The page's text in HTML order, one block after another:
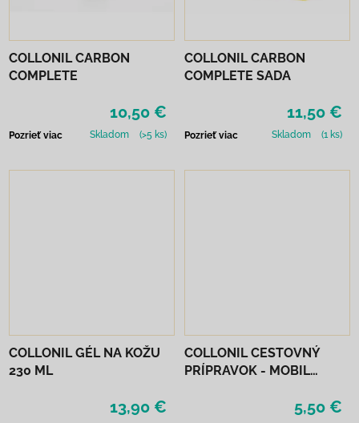
COLLONIL CARBON
COMPLETE
10,50 €
Pozrieť viac Skladom (>5 ks)
COLLONIL CARBON
COMPLETE SADA
11,50 €
Pozrieť viac Skladom (1 ks)
COLLONIL GÉL NA KOŽU
230 ML
13,90 €
COLLONIL CESTOVNÝ
PRÍPRAVOK - MOBIL
5,50 €